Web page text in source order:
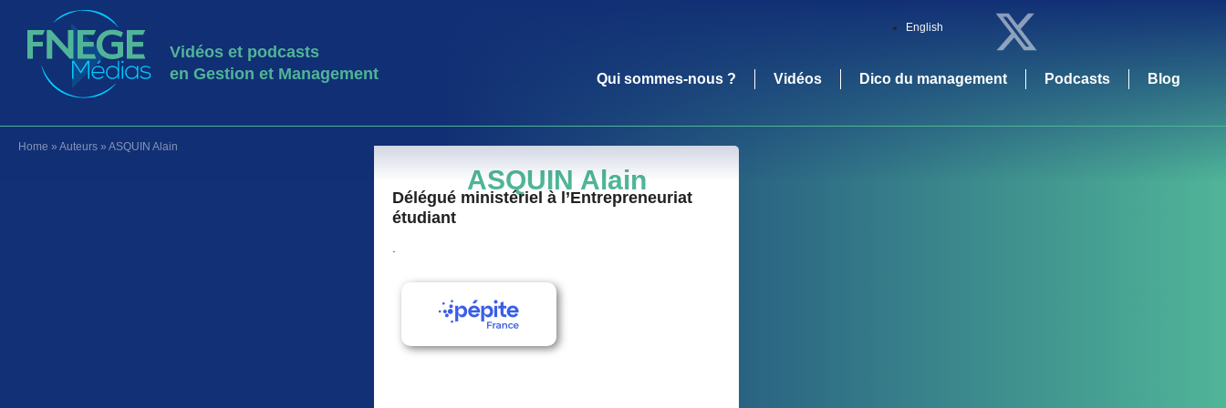
Vidéos et podcasts
en Gestion et Management
English
Qui sommes-nous ? Vidéos Dico du management Podcasts Blog
Home » Auteurs » ASQUIN Alain
ASQUIN Alain
Délégué ministériel à l’Entrepreneuriat
étudiant